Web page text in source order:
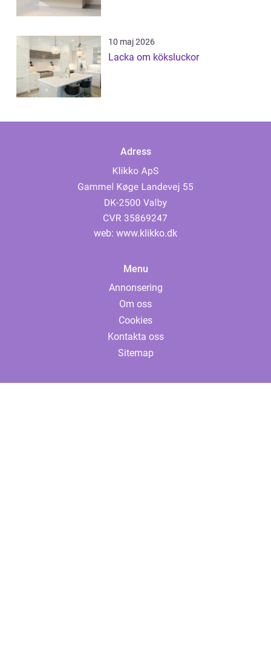
10 maj 2026
Lacka om köksluckor
Adress
web: www.klikko.dk
Menu
Annonsering
Om oss
Cookies
Kontakta oss
Sitemap